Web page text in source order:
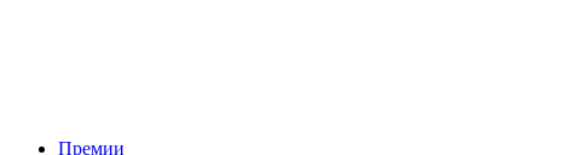
Премии